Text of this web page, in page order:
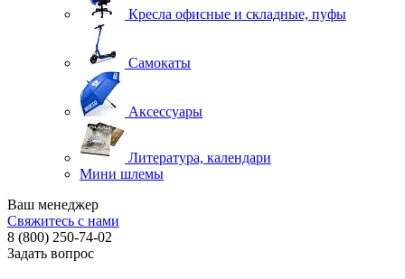
Кресла офисные и складные, пуфы
Самокаты
Аксессуары
Литература, календари
Мини шлемы
Ваш менеджер
Свяжитесь с нами
8 (800) 250-74-02
Задать вопрос